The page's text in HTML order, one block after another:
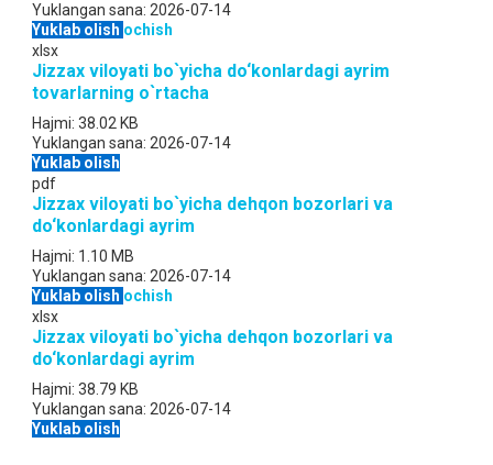
Yuklangan sana: 2026-07-14
Yuklab olish ochish
xlsx
Jizzax viloyati bo`yicha do‘konlardagi ayrim
tovarlarning o`rtacha
Hajmi: 38.02 KB
Yuklangan sana: 2026-07-14
Yuklab olish
pdf
Jizzax viloyati bo`yicha dehqon bozorlari va
do‘konlardagi ayrim
Hajmi: 1.10 MB
Yuklangan sana: 2026-07-14
Yuklab olish ochish
xlsx
Jizzax viloyati bo`yicha dehqon bozorlari va
do‘konlardagi ayrim
Hajmi: 38.79 KB
Yuklangan sana: 2026-07-14
Yuklab olish